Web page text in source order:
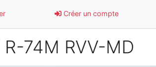
Créer un compte
74M RVV-MD